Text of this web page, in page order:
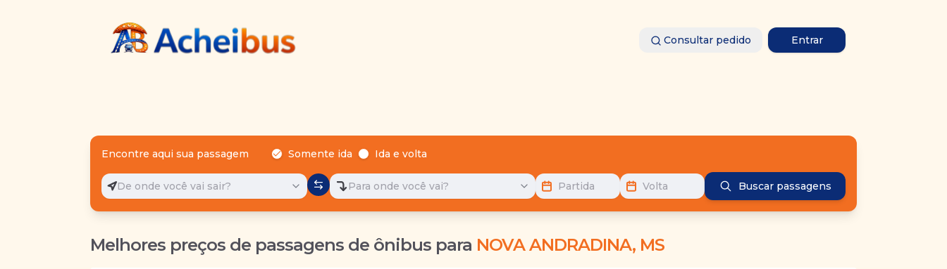
Consultar pedido Entrar
Encontre aqui sua passagem Somente ida Ida e volta
De onde você vai sair? Para onde você vai? Partida Volta Buscar passagens
Melhores preços de passagens de ônibus para NOVA ANDRADINA, MS